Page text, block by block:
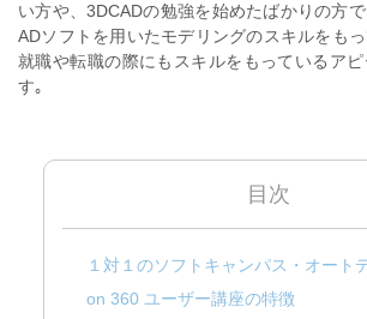
い方や、3DCADの勉強を始めたばかりの方
ADソフトを用いたモデリングのスキルをもっ
就職や転職の際にもスキルをもっているア
す｡
目次
１対１のソフトキャンパス・オート
on 360 ユーザー講座の特徴